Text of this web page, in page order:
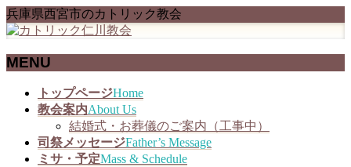
兵庫県西宮市のカトリック教会
MENU
トップページHome
教会案内About Us
結婚式・お葬儀のご案内（工事中）
司祭メッセージFather’s Message
ミサ・予定Mass & Schedule